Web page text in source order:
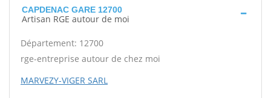
CAPDENAC GARE 12700
Artisan RGE autour de moi
Département: 12700
rge-entreprise autour de chez moi
MARVEZY-VIGER SARL